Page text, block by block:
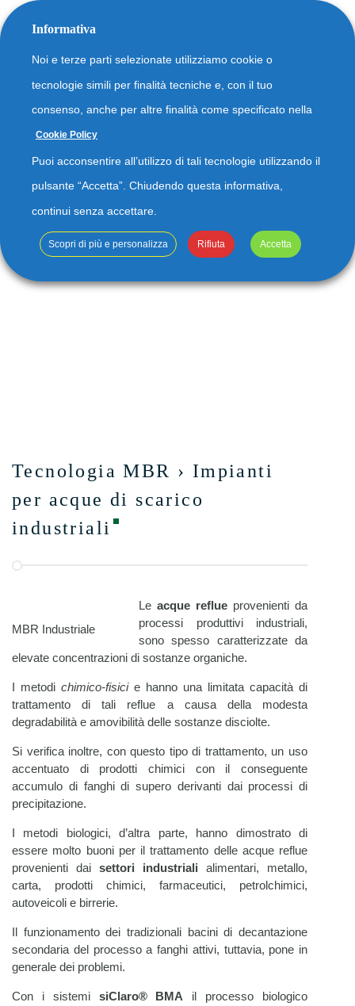
Impianti per acque di
scarico industriali
Tecnologia MBR › Impianti
per acque di scarico
industriali
MBR Industriale
Le acque reflue provenienti da
processi produttivi industriali,
sono spesso caratterizzate da
elevate concentrazioni di sostanze organiche.
I metodi chimico-fisicie hanno una limitata capacità di
trattamento di tali reflue a causa della modesta
degradabilità e amovibilità delle sostanze disciolte.
Si verifica inoltre, con questo tipo di trattamento, un uso
accentuato di prodotti chimici con il conseguente
accumulo di fanghi di supero derivanti dai processi di
precipitazione.
I metodi biologici, d’altra parte, hanno dimostrato di
essere molto buoni per il trattamento delle acque reflue
provenienti dai settori industriali alimentari, metallo,
carta, prodotti chimici, farmaceutici, petrolchimici,
autoveicoli e birrerie.
Il funzionamento dei tradizionali bacini di decantazione
secondaria del processo a fanghi attivi, tuttavia, pone in
generale dei problemi.
Con i sistemi siClaro® BMA il processo biologico
Informativa
Noi e terze parti selezionate utilizziamo cookie o
tecnologie simili per finalità tecniche e, con il tuo
consenso, anche per altre finalità come specificato nella
Cookie Policy
Puoi acconsentire all’utilizzo di tali tecnologie utilizzando il
pulsante “Accetta”. Chiudendo questa informativa,
continui senza accettare.
Scopri di più e personalizza Rifiuta Accetta